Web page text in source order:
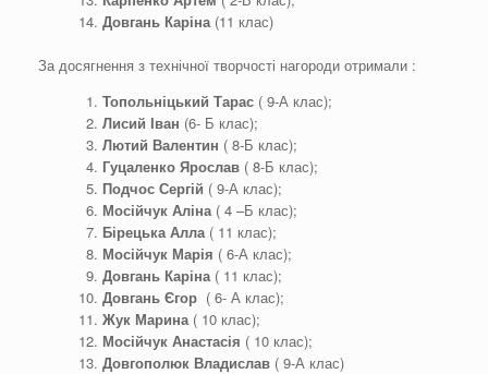
Довгань Каріна(11 клас)
За досягнення з технічної творчості нагороди отримали :
Топольніцький Тарас( 9-А клас);
Лисий Іван (6- Б клас);
Лютий Валентин ( 8-Б клас);
ГуцаленкоЯрослав( 8-Б клас);
ПодчосСергій ( 9-А клас);
МосійчукАліна( 4 –Б клас);
БірецькаАлла( 11 клас);
МосійчукМарія ( 6-А клас);
Довгань Каріна( 11 клас);
Довгань Єгор( 6- А клас);
Жук Марина( 10 клас);
МосійчукАнастасія ( 10 клас);
ДовгополюкВладислав( 9-А клас)